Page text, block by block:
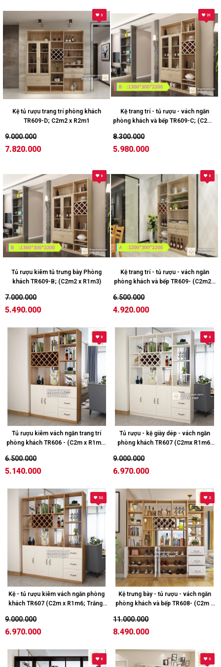
3
Kệ tủ rượu trang trí phòng khách
TR609-D; C2m2 x R2m1
9.000.000
7.820.000
31
Kệ trang trí - tủ rượu - vách ngăn
phòng khách và bếp TR609-C; (C2m2
8.300.000
5.980.000
0
Tủ rượu kiêm tủ trưng bày Phòng
khách TR609-B; (C2m2 x R1m3)
7.000.000
5.490.000
0
Kệ trang trí - tủ rượu - vách ngăn
phòng khách và bếp TR609- (C2m2 x
6.500.000
4.920.000
0
Tủ rượu kiêm vách ngăn trang trí
phòng khách TR606 - (C2m x R1m2;
6.500.000
5.140.000
0
Tủ rượu - kệ giày dép - vách ngăn
phòng khách TR607 (C2mx R1m6;
9.000.000
6.970.000
52
Kệ - tủ rượu kiêm vách ngăn phòng
khách TR607 (C2m x R1m6; Trắng-
9.000.000
6.970.000
2
Kệ trưng bày - tủ rượu - vách ngăn
phòng khách và bếp TR608- (C2m x
11.000.000
8.490.000
0 0